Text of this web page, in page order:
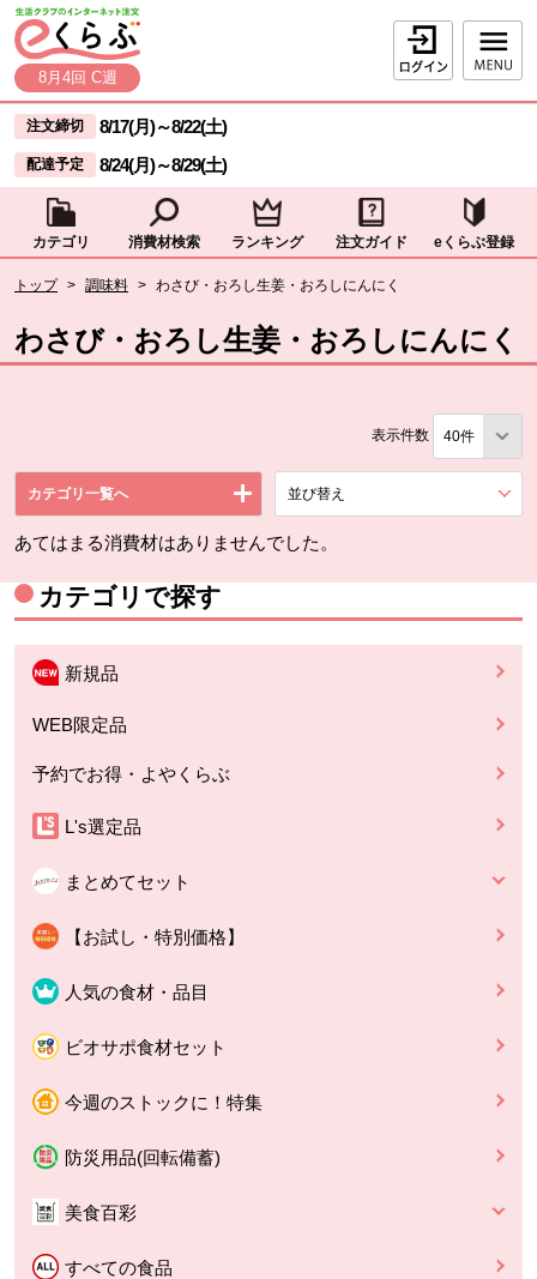
ページの先頭です。
本文へジャンプする。
8月4回 C週
ログイン
ここからサイト内共通メニューです。
サイト内共通メニューをスキップする
注文締切 8/17(月)～8/22(土)
配達予定 8/24(月)～8/29(土)
カテゴリ 消費材検索 ランキング 注文ガイド eくらぶ登録
トップ > 調味料 > わさび・おろし生姜・おろしにんにく
わさび・おろし生姜・おろしにんにく
表示件数
カテゴリ一覧へ 並び替え
あてはまる消費材はありませんでした。
カテゴリで探す
新規品
WEB限定品
予約でお得・よやくらぶ
L's選定品
まとめてセット
【お試し・特別価格】
人気の食材・品目
ビオサポ食材セット
今週のストックに！特集
防災用品(回転備蓄)
美食百彩
すべての食品